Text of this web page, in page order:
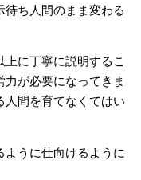
待ち人間のまま変わる
に丁寧に説明するこ
が必要になってきま
人間を育てなくてはい
ように仕向けるように